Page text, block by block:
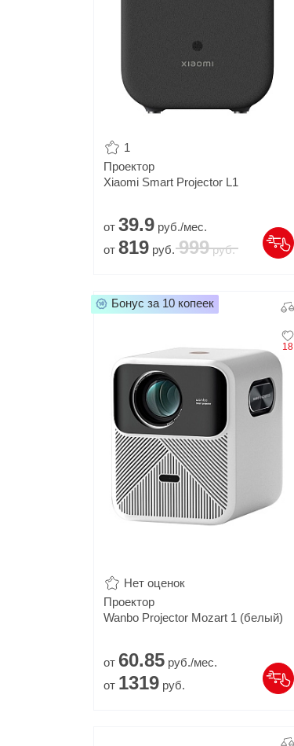
1
Проектор
Xiaomi Smart Projector L1
от 39.9 руб./мес.
от 819 руб. 999руб.
18
Нет оценок
Проектор
Wanbo Projector Mozart 1 (белый)
от 60.85 руб./мес.
от 1319 руб.
Бонус за 10 копеек